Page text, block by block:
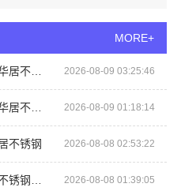
MORE+
匠心制作新中式设计公司，华居不锈钢传承东方韵味 2026-08-09 03:25:46
匠心制作新中式设计公司，华居不锈钢诠释东方韵味 2026-08-09 01:18:14
不锈钢 2026-08-08 02:53:22
厨餐厅装饰工程匠心，华居不锈钢品质优选 2026-08-08 01:39:05